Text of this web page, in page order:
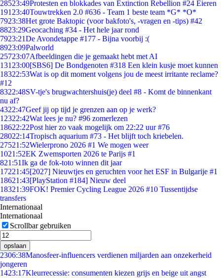
28523:49Protesten en blokkades van Extinction Rebellion #24 Eieren
191 23:40Touwtrekken 2.0 #636 - Team 1 beste team *G* *O*
7923:38Het grote Baktopic (voor bakfoto's, -vragen en -tips) #42
8823:29Geocaching #34 - Het hele jaar rond
7923:21De Avondetappe #177 - Bijna voorbij :(
8923:09Palworld
25723:07Afbeeldingen die je gemaakt hebt met AI
131 23:00[SBS6] De Bondgenoten #318 Een klein kusje moet kunnen
18322:53Wat is op dit moment volgens jou de meest irritante reclame?
#12
8322:48SV-tje's brugwachtershuis(je) deel #8 - Komt de binnenkant
nu af?
4322:47Geef jij op tijd je grenzen aan op je werk?
12322:42Wat lees je nu? #96 zomerlezen
18622:22Post hier zo vaak mogelijk om 22:22 uur #76
28022:14Tropisch aquarium #73 - Het blijft toch kriebelen.
27521:52Wielerprono 2026 #1 We mogen weer
1021:52EK Zwemsporten 2026 te Parijs #1
821:51Ik ga de fok-toto winnen dit jaar
17221:45[2027] Nieuwtjes en geruchten voor het ESF in Bulgarije #1
18621:43[PlayStation #184] Nieuw deel
18321:39FOK! Premier Cycling League 2026 #10 Tussentijdse
transfers
Internationaal
Internationaal
Scrollbar gebruiken
opslaan
2306:38Manosfeer-influencers verdienen miljarden aan onzekerheid
jongeren
1423:17Kleurrecessie: consumenten kiezen grijs en beige uit angst